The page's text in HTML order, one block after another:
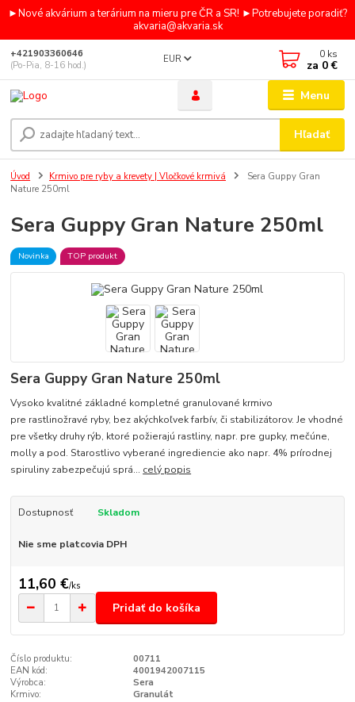
►Nové akvárium a terárium na mieru pre ČR a SR! ►Potrebujete poradiť?
akvaria@akvaria.sk
Menu
EUR
Hľadať
+421903360646
(Po-Pia, 8-16 hod.)
0 ks
za 0 €
Úvod Krmivo pre ryby a krevety | Vločkové krmivá
Sera Guppy Gran
Nature 250ml
Sera Guppy Gran Nature 250ml
Novinka TOP produkt
Sera Guppy Gran Nature 250ml
Vysoko kvalitné základné kompletné granulované krmivo
pre rastlinožravé ryby, bez akýchkoľvek farbív, či stabilizátorov. Je vhodné
pre všetky druhy rýb, ktoré požierajú rastliny, napr. pre gupky, mečúne,
molly a pod. Starostlivo vyberané ingrediencie ako napr. 4% prírodnej
spiruliny zabezpečujú sprá... celý popis
Dostupnosť Skladom
Nie sme platcovia DPH
11,60 €/ks
Pridať do košíka
Číslo produktu:
00711
EAN kód:
4001942007115
Výrobca:
Sera
Krmivo:
Granulát